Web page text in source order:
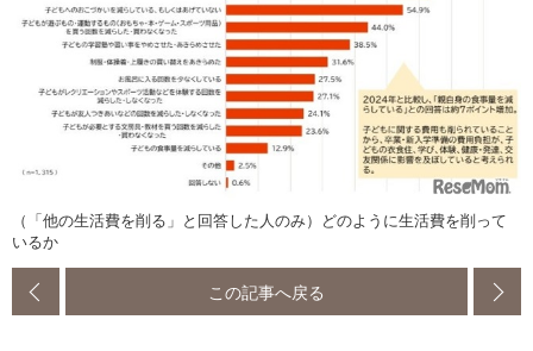
（「他の生活費を削る」と回答した人のみ）どのように生活費を削って
いるか
この記事へ戻る